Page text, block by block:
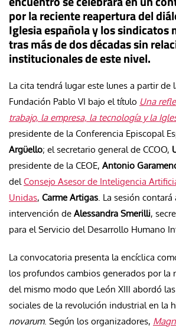
por la reciente reapertura del
Iglesia española y los sindicatos
tras más de dos décadas sin
institucionales de este nivel.
La cita tendrá lugar este lunes a partir de
Fundación Pablo VI bajo el título Una
trabajo, la empresa, la tecnología y la
presidente de la Conferencia Episcopal
Argüello; el secretario general de CCOO,
presidente de la CEOE, Antonio
delConsejo Asesor de Inteligencia
Unidas, Carme Artigas. La sesión contará
intervención de Alessandra Smerilli,
para el Servicio del Desarrollo Humano
La convocatoria presenta la encíclica
los profundos cambios generados por la
del mismo modo que León XIII abordó
sociales de la revolución industrial en la
novarum. Según los organizadores,